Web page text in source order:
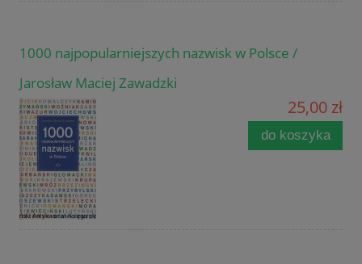
1000 najpopularniejszych nazwisk w Polsce /
Jarosław Maciej Zawadzki
25,00 zł
do koszyka